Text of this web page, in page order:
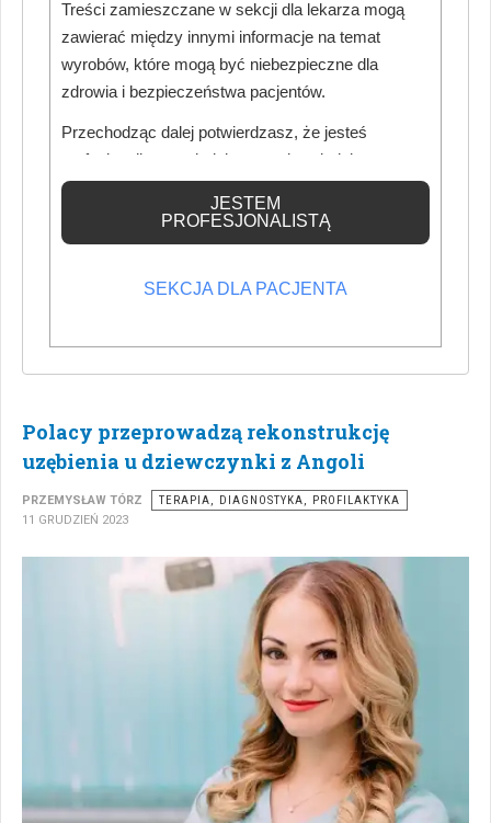
Przedstawiciele licznych organizacji medycznych dyskutowali na
schorzeniom jamy ustnej, poprzez zintegrowane podejście do
zdrowia pacjenta. Dyskusja odbyła się podczas obrad okrągłego
stołu, który w ubiegłym miesiącu został zwołany przez
WIĘCEJ…
Polacy przeprowadzą rekonstrukcję
uzębienia u dziewczynki z Angoli
PRZEMYSŁAW TÓRZ
TERAPIA, DIAGNOSTYKA, PROFILAKTYKA
11 GRUDZIEŃ 2023
Treści zamieszczane w sekcji dla lekarza mogą
zawierać między innymi informacje na temat
wyrobów, które mogą być niebezpieczne dla
zdrowia i bezpieczeństwa pacjentów.
Przechodząc dalej potwierdzasz, że jesteś
profesjonalistą posiadającym odpowiednią
wiedzę medyczną.
JESTEM
PROFESJONALISTĄ
SEKCJA DLA PACJENTA